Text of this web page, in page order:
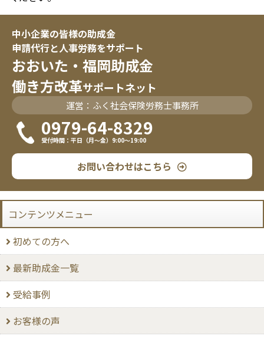
中小企業の皆様の助成金
申請代行と人事労務をサポート
おおいた・福岡助成金
働き方改革サポートネット
運営：ふく社会保険労務士事務所
0979-64-8329
受付時間：平日（月〜金）9:00〜19:00
お問い合わせはこちら
コンテンツメニュー
初めての方へ
最新助成金一覧
受給事例
お客様の声